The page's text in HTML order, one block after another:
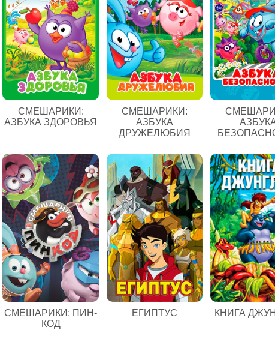
СМЕШАРИКИ:
АЗБУКА ЗДОРОВЬЯ
СМЕШАРИКИ:
АЗБУКА
ДРУЖЕЛЮБИЯ
СМЕШАРИКИ: ПИН-
КОД
ЕГИПТУС КНИГА